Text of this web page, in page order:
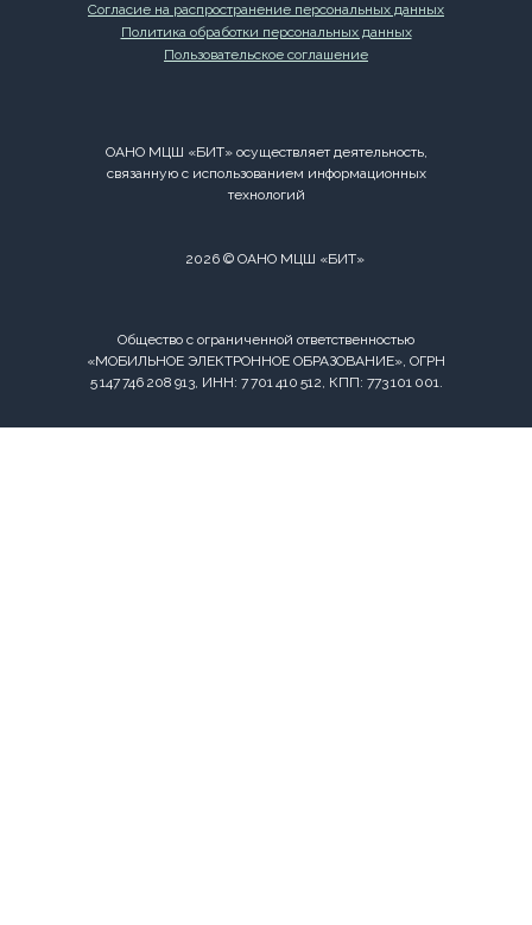
Согласие на распространение персональных данных
Пользовательское соглашение
Политика обработки персональных данных
ОАНО МЦШ «БИТ» осуществляет деятельность,
связанную с использованием информационных
технологий
2026 © ОАНО МЦШ «БИТ»
Общество с ограниченной ответственностью
«МОБИЛЬНОЕ ЭЛЕКТРОННОЕ ОБРАЗОВАНИЕ», ОГРН
5 147 746 208 913, ИНН: 7 701 410 512, КПП: 773 101 001.